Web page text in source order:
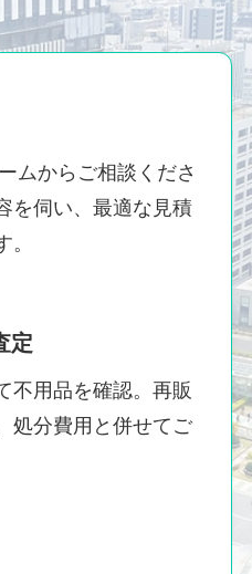
ムからご相談くださ
を伺い、最適な見積
定
不用品を確認。再販
処分費用と併せてご